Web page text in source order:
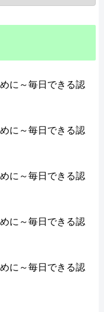
に～毎日できる認
に～毎日できる認
に～毎日できる認
に～毎日できる認
に～毎日できる認